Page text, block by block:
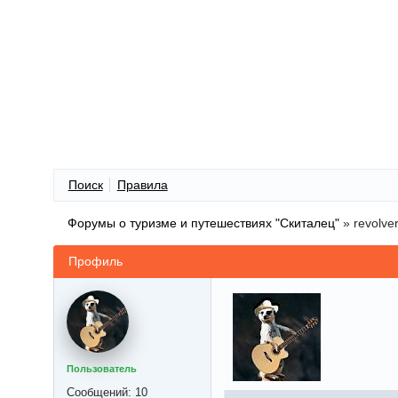
Поиск Правила
Форумы о туризме и путешествиях "Скиталец" » revolver
Профиль
Пользователь
Сообщений: 10